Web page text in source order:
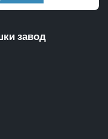
завод